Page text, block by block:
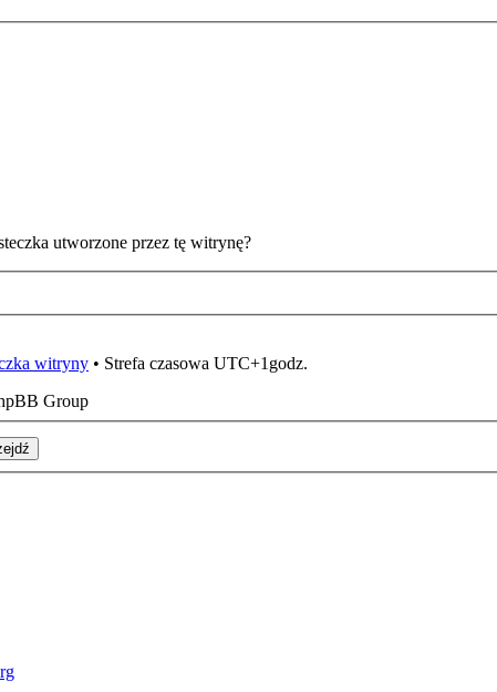
utworzone przez tę witrynę?
witryny • Strefa czasowa UTC+1godz.
Group